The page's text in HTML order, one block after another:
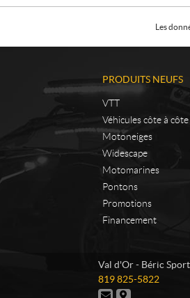
Les
PRODUITS NEUFS
VTT
Véhicules côte à côte
Motoneiges
Widescape
Motomarines
Pontons
Promotions
Financement
Val d'Or - Béric Sport
T
é
819 825-5822
N
I